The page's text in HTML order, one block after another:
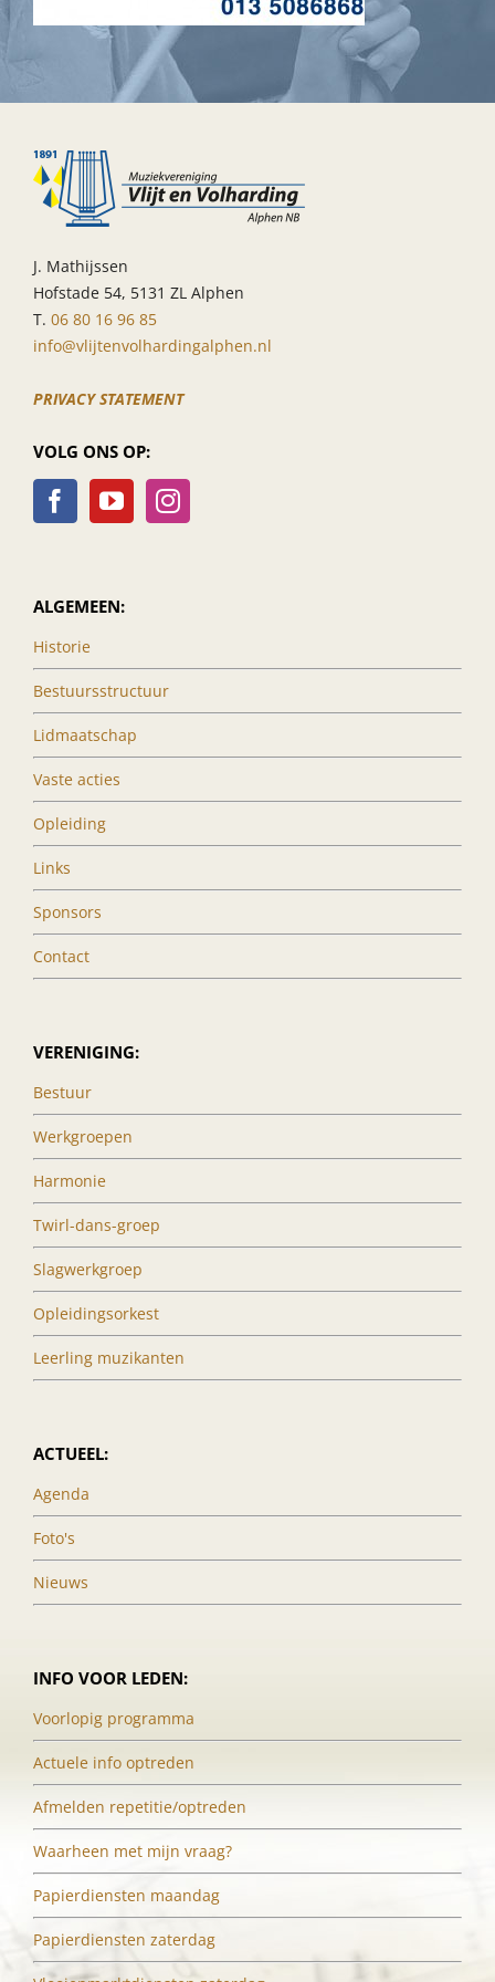
J. Mathijssen
Hofstade 54, 5131 ZL Alphen
T. 06 80 16 96 85
info@vlijtenvolhardingalphen.nl
PRIVACY STATEMENT
VOLG ONS OP:
ALGEMEEN:
Historie
Bestuursstructuur
Lidmaatschap
Vaste acties
Opleiding
Links
Sponsors
Contact
VERENIGING:
Bestuur
Werkgroepen
Harmonie
Twirl-dans-groep
Slagwerkgroep
Opleidingsorkest
Leerling muzikanten
ACTUEEL:
Agenda
Foto's
Nieuws
INFO VOOR LEDEN:
Voorlopig programma
Actuele info optreden
Afmelden repetitie/optreden
Waarheen met mijn vraag?
Papierdiensten maandag
Papierdiensten zaterdag